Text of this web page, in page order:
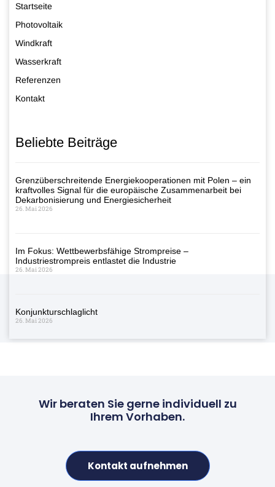
Startseite
Photovoltaik
Windkraft
Wasserkraft
Referenzen
Kontakt
Beliebte Beiträge
Grenzüberschreitende Energiekooperationen mit Polen – ein
kraftvolles Signal für die europäische Zusammenarbeit bei
Dekarbonisierung und Energiesicherheit
26. Mai 2026
Im Fokus: Wettbewerbsfähige Strompreise –
Industriestrompreis entlastet die Industrie
26. Mai 2026
Konjunkturschlaglicht
26. Mai 2026
Wir beraten Sie gerne individuell zu
Ihrem Vorhaben.
Kontakt aufnehmen